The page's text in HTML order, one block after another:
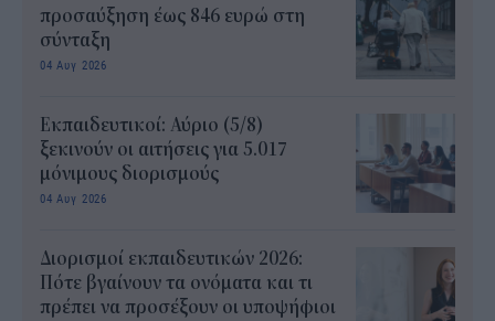
προσαύξηση έως 846 ευρώ στη
σύνταξη
04 Αυγ 2026
Εκπαιδευτικοί: Αύριο (5/8)
ξεκινούν οι αιτήσεις για 5.017
μόνιμους διορισμούς
04 Αυγ 2026
Διορισμοί εκπαιδευτικών 2026:
Πότε βγαίνουν τα ονόματα και τι
πρέπει να προσέξουν οι υποψήφιοι